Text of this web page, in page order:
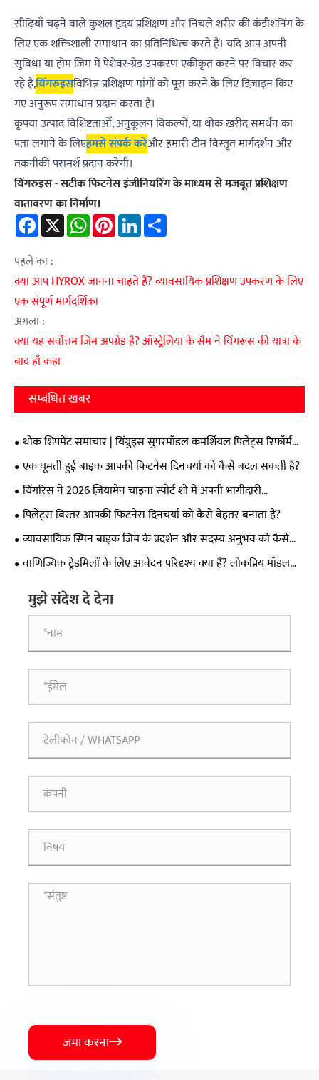
सीढ़ियाँ चढ़ने वाले कुशल हृदय प्रशिक्षण और निचले शरीर की कंडीशनिंग के
लिए एक शक्तिशाली समाधान का प्रतिनिधित्व करते हैं। यदि आप अपनी
सुविधा या होम जिम में पेशेवर-ग्रेड उपकरण एकीकृत करने पर विचार कर
रहे हैं,यिंगरुइसविभिन्न प्रशिक्षण मांगों को पूरा करने के लिए डिज़ाइन किए
गए अनुरूप समाधान प्रदान करता है।
कृपया उत्पाद विशिष्टताओं, अनुकूलन विकल्पों, या थोक खरीद समर्थन का
पता लगाने के लिएहमसे संपर्क करेंऔर हमारी टीम विस्तृत मार्गदर्शन और
तकनीकी परामर्श प्रदान करेगी।
यिंगरुइस - सटीक फिटनेस इंजीनियरिंग के माध्यम से मजबूत प्रशिक्षण
वातावरण का निर्माण।
Facebook WhatsAppPinterestLinkedIn
पहले का :
क्या आप HYROX जानना चाहते हैं? व्यावसायिक प्रशिक्षण उपकरण के लिए
एक संपूर्ण मार्गदर्शिका
अगला :
क्या यह सर्वोत्तम जिम अपग्रेड है? ऑस्ट्रेलिया के सैम ने यिंगरूस की यात्रा के
बाद हाँ कहा
सम्बंधित खबर
थोक शिपमेंट समाचार | यिंग्रुइस सुपरमॉडल कमर्शियल पिलेट्स रिफॉर्मर्स
को वैश्विक बाजारों में निर्यात किया गया
एक घूमती हुई बाइक आपकी फिटनेस दिनचर्या को कैसे बदल सकती है?
यिंगरिस ने 2026 ज़ियामेन चाइना स्पोर्ट शो में अपनी भागीदारी
सफलतापूर्वक संपन्न की
पिलेट्स बिस्तर आपकी फिटनेस दिनचर्या को कैसे बेहतर बनाता है?
व्यावसायिक स्पिन बाइक जिम के प्रदर्शन और सदस्य अनुभव को कैसे
बदल सकती है?
वाणिज्यिक ट्रेडमिलों के लिए आवेदन परिदृश्य क्या हैं? लोकप्रिय मॉडल
मुझे संदेश दे देना
जमा करना